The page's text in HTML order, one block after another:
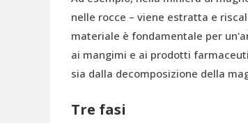
nelle rocce – viene estratta e
materiale è fondamentale per
ai mangimi e ai prodotti
sia dalla decomposizione della
Tre fasi